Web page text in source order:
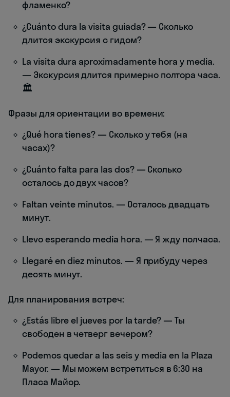
фламенко?
¿Cuánto dura la visita guiada? — Сколько
длится экскурсия с гидом?
La visita dura aproximadamente hora y media.
— Экскурсия длится примерно полтора часа.
🏛️
Фразы для ориентации во времени:
¿Qué hora tienes? — Сколько у тебя (на
часах)?
¿Cuánto falta para las dos? — Сколько
осталось до двух часов?
Faltan veinte minutos. — Осталось двадцать
минут.
Llevo esperando media hora. — Я жду полчаса.
Llegaré en diez minutos. — Я прибуду через
десять минут.
Для планирования встреч:
¿Estás libre el jueves por la tarde? — Ты
свободен в четверг вечером?
Podemos quedar a las seis y media en la Plaza
Mayor. — Мы можем встретиться в 6:30 на
Пласа Майор.